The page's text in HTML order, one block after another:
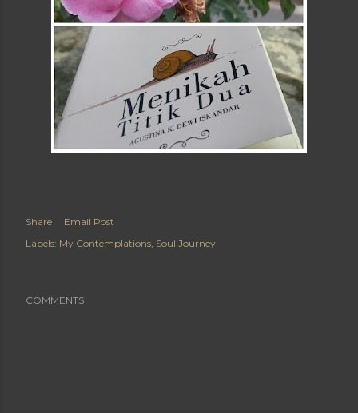
Share
Email Post
Labels: My Contemplations Soul Journey
COMMENTS